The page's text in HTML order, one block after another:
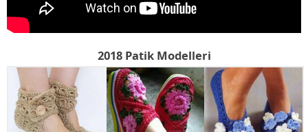
2018 Patik Modelleri